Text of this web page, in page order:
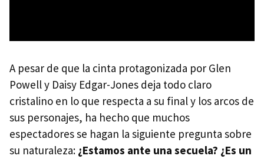
A pesar de que la cinta protagonizada por Glen
Powell y Daisy Edgar-Jones deja todo claro
cristalino en lo que respecta a su final y los arcos de
sus personajes, ha hecho que muchos
espectadores se hagan la siguiente pregunta sobre
su naturaleza: ¿Estamos ante una secuela? ¿Es un